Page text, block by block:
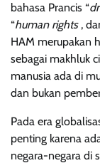
bahasa Prancis “
“human rights,
HAM merupakan
sebagai makhluk
manusia ada di
dan bukan
Pada era
penting karena
negara-negara di